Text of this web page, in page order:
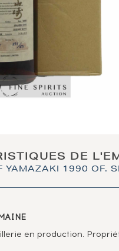
DE
YAMAZAKI 1990 OF.
en production.